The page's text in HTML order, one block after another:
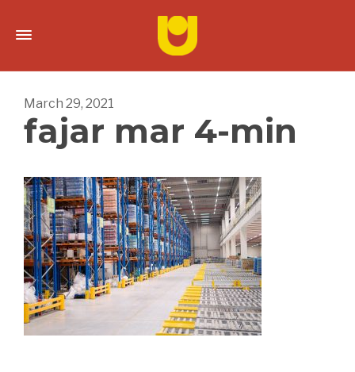
March 29, 2021
fajar mar 4-min